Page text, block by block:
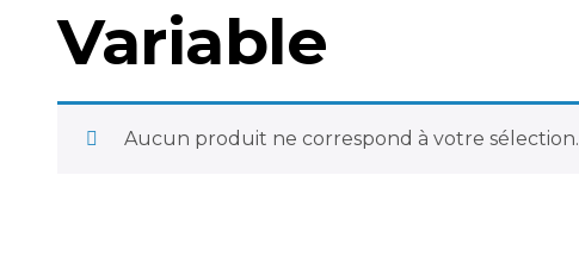
Variable
Aucun produit ne correspond à votre sélection.